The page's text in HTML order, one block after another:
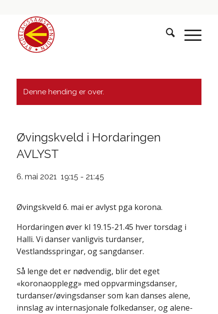
Denne hending er over.
Øvingskveld i Hordaringen
AVLYST
6. mai 2021 19:15 - 21:45
Øvingskveld 6. mai er avlyst pga korona.
Hordaringen øver kl 19.15-21.45 hver torsdag i
Halli. Vi danser vanligvis turdanser,
Vestlandsspringar, og sangdanser.
Så lenge det er nødvendig, blir det eget
«koronaopplegg» med oppvarmingsdanser,
turdanser/øvingsdanser som kan danses alene,
innslag av internasjonale folkedanser, og alene-